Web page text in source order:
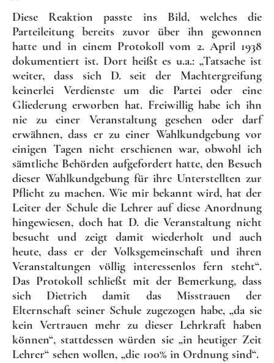
Diese Reaktion passte ins Bild, welches die
Parteileitung bereits zuvor über ihn gewonnen
hatte und in einem Protokoll vom 2. April 1938
dokumentiert ist. Dort heißt es u.a.: „Tatsache ist
weiter, dass sich D. seit der Machtergreifung
keinerlei Verdienste um die Partei oder eine
Gliederung erworben hat. Freiwillig habe ich ihn
nie zu einer Veranstaltung gesehen oder darf
erwähnen, dass er zu einer Wahlkundgebung vor
einigen Tagen nicht erschienen war, obwohl ich
sämtliche Behörden aufgefordert hatte, den Besuch
dieser Wahlkundgebung für ihre Unterstellten zur
Pflicht zu machen. Wie mir bekannt wird, hat der
Leiter der Schule die Lehrer auf diese Anordnung
hingewiesen, doch hat D. die Veranstaltung nicht
besucht und zeigt damit wiederholt und auch
heute, dass er der Volksgemeinschaft und ihren
Veranstaltungen völlig interessenlos fern steht“.
Das Protokoll schließt mit der Bemerkung, dass
sich Dietrich damit das Misstrauen der
Elternschaft seiner Schule zugezogen habe, „da sie
kein Vertrauen mehr zu dieser Lehrkraft haben
können“, stattdessen würden sie „in heutiger Zeit
Lehrer“ sehen wollen, „die 100% in Ordnung sind“.